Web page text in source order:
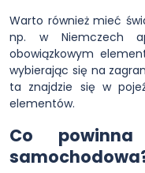
Warto również mieć
np. w Niemczech
obowiązkowym
wybierając się na
ta znajdzie się w
elementów.
Co powinna